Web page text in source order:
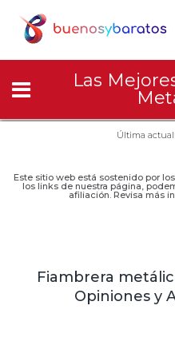
Las
Última
Este sitio web está sostenido por
los links de nuestra página,
afiliación. Revisa más
Fiambrera
Opiniones y